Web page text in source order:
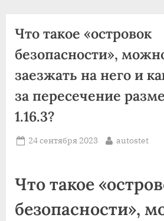
Что такое «островок
безопасности»,
заезжать на него и
за пересечение
1.16.3?
Posted
24 сентября 2023 By
autostet
Что такое
безопасности»,